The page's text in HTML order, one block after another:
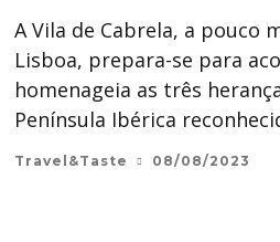
A Vila de Cabrela, a pouco
Lisboa, prepara-se para
homenageia as três
Península Ibérica
Travel&Taste 08/08/2023